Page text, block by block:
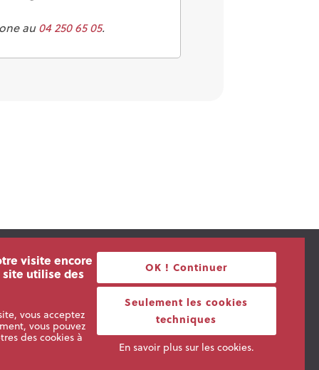
au04 250 65 05.
Entrevues.be
visite encore
site utilise des
vous acceptez
vous pouvez
des cookies à
OK ! Continuer
Seulement les cookies
techniques
En savoir plus sur les cookies.